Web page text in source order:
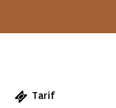
Tarif